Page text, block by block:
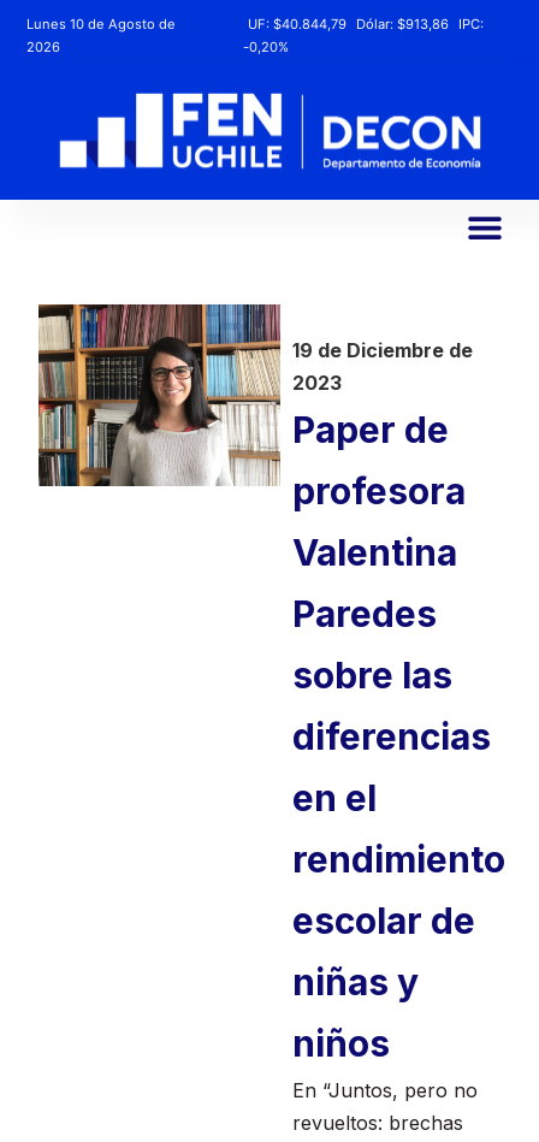
Lunes 10 de Agosto de
2026
UF:$40.844,79 Dólar:$913,86
IPC:
-0,20%
19 de Diciembre de
2023
Paper de
profesora
Valentina
Paredes
sobre las
diferencias
en el
rendimiento
escolar de
niñas y
niños
En “Juntos, pero no
revueltos: brechas